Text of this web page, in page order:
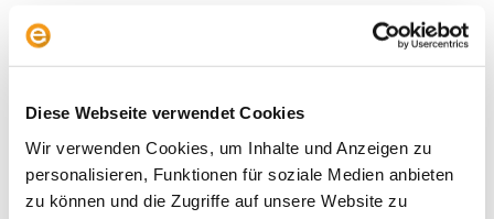
Diese Webseite verwendet Cookies
Wir verwenden Cookies, um Inhalte und Anzeigen zu
personalisieren, Funktionen für soziale Medien anbieten
zu können und die Zugriffe auf unsere Website zu
Erst wenn die Verluste aus dem Kreditpool den
Junior- und dann die Senior-Investoren
betroffen. In der Praxis erwies sich dieser
Sicherheitsmechanismus als äußerst effektiv:
Seit 2009 sind bei europäischen Investment-